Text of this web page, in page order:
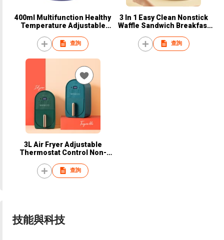
400ml Multifunction Healthy
Temperature Adjustable
Glass Mini Electric Cup
Kettle
查詢
3 In 1 Easy Clean Nonstick
Waffle Sandwich Breakfast
查詢
3L Air Fryer Adjustable
Thermostat Control Non-
Free查詢
技能與科技